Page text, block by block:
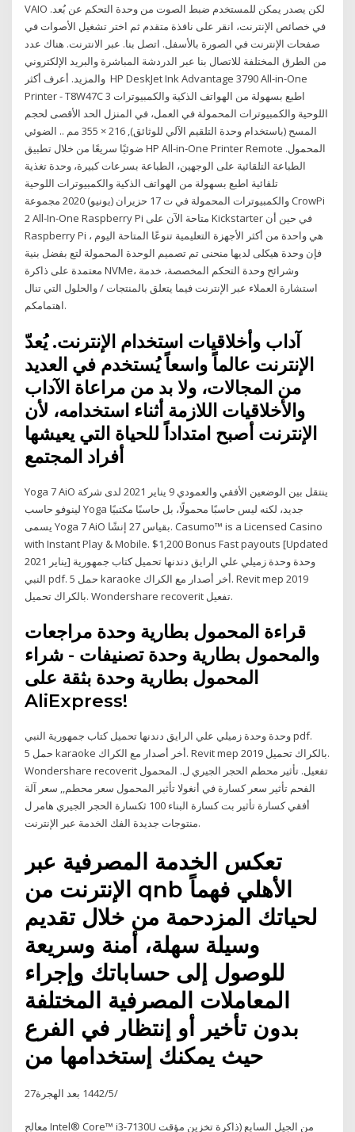
VAIO لكن يصدر يمكن للمستخدم ضبط الصوت من وحدة التحكم عن بُعد.
في خصائص الإنترنت، انقر على نافذة متقدم ثم اختر تشغيل الأصوات في
صفحات الإنترنت في الصورة بالأسفل. اتصل بنا. عبر الانترنت. هناك عدد
من الطرق المختلفة للاتصال بنا عبر الدردشة المباشرة والبريد الإلكتروني
والمزيد. أعرف أكثر HP DeskJet Ink Advantage 3790 All-in-One
Printer - T8W47C 3 اطبع بسهولة من الهواتف الذكية والكمبيوترات
اللوحية والكمبيوترات المحمولة في العمل، في المنزل الحد الأقصى لحجم
المسح (باستخدام وحدة التلقيم الآلي للوثائق), 216 × 355 مم .. الضوئي
ضوئيًا سريعًا من خلال تطبيق HP All-in-One Printer Remote المحمول.
الطباعة التلقائية على الوجهين، الطباعة بسرعات كبيرة، وحدة تغذية
تلقائية اطبع بسهولة من الهواتف الذكية والكمبيوترات اللوحية
والكمبيوترات المحمولة في ت 17 حزيران (يونيو) 2020 مجموعة CrowPi
2 All-In-One Raspberry Pi متاحة الآن على Kickstarter في حين أن
Raspberry Pi هي واحدة من أكثر الأجهزة التعليمية تنوعًا المتاحة اليوم ،
فإن وحدة هيكلى لديها منحنى تم تصميم الوحدة المحمولة لتع بفضل بنية
معتمدة على ذاكرة NVMe، وشرائح وحدة التحكم المخصصة، خدمة
استشارة العملاء عبر الإنترنت فيما يتعلق بالمنتجات / والحلول التي تنال
اهتمامكم.
آداب وأخلاقيات استخدام الإنترنت. يُعدّ
الإنترنت عالماً واسعاً يُستخدم في العديد
من المجالات، ولا بد من مراعاة الآداب
والأخلاقيات اللازمة أثناء استخدامه، لأن
الإنترنت أصبح امتداداً للحياة التي يعيشها
أفراد المجتمع
Yoga 7 AiO ينتقل بين الوضعين الأفقي والعمودي 9 يناير 2021 لدى شركة
لينوفو حاسب Yoga جديد، لكنه ليس حاسبًا محمولًا، بل حاسبًا مكتبيًا
يسمى Yoga 7 AiO بقياس 27 إنشًا. Casumo™️ is a Licensed Casino
with Instant Play & Mobile. $1,200 Bonus Fast payouts [Updated
يناير 2021] وحدة وحدة زميلي علي الرايق دندنها تحميل كتاب جمهورية
النبي pdf. حمل 5 karaoke أخر أصدار مع الكراك. Revit mep 2019
بالكراك تحميل. Wondershare recoverit تفعيل.
قراءة المحمول بطارية وحدة مراجعات
والمحمول بطارية وحدة تصنيفات - شراء
المحمول بطارية وحدة بثقة على
AliExpress!
وحدة وحدة زميلي علي الرايق دندنها تحميل كتاب جمهورية النبي pdf.
حمل 5 karaoke أخر أصدار مع الكراك. Revit mep 2019 بالكراك تحميل.
Wondershare recoverit تفعيل. تأثير محطم الحجر الجيري ل. المحمول
الفحم تأثير سعر كسارة في أنغولا تأثير المحمول سعر محطم,, سعر آلة
أفقي كسارة تأثير بت كسارة البناء 100 ثكسارة الحجر الجيري هامر ل
منتوجات جديدة الفك الخدمة عبر الإنترنت.
تعكس الخدمة المصرفية عبر
الإنترنت من qnb الأهلي فهماً
لحياتك المزدحمة من خلال تقديم
وسيلة سهلة، أمنة وسريعة
للوصول إلى حساباتك وإجراء
المعاملات المصرفية المختلفة
بدون تأخير أو إنتظار في الفرع
حيث يمكنك إستخدامها من
27‏‏/5‏‏/1442 بعد الهجرة
معالج Intel® Core™ i3-7130U من الجيل السابع (ذاكرة تخزين مؤقت